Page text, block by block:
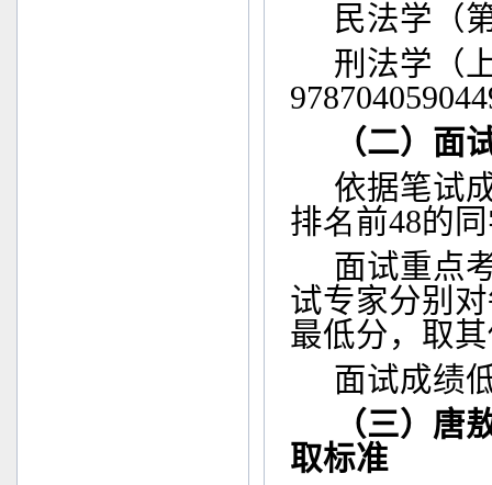
民法学（
刑法学（
（二）面
依据笔试
排名前48的
面试重点
试专家分别
最低分，取
面试成绩
（三）唐
取标准